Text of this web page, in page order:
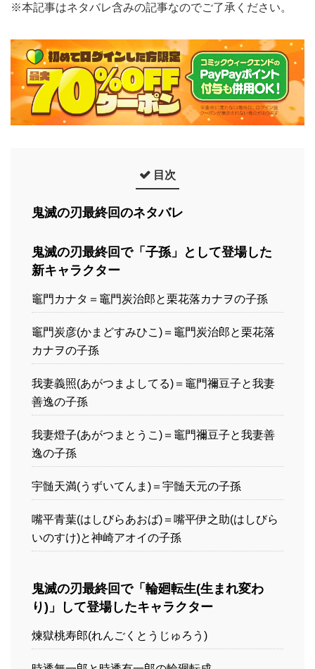
※本記事はネタバレ含みの記事なのでご了承ください。
目次
鬼滅の刃最終回のネタバレ
鬼滅の刃最終回で「子孫」として登場した
新キャラクター
竈門カナタ＝竈門炭治郎と栗花落カナヲの子孫
竈門炭彦(かまどすみひこ)＝竈門炭治郎と栗花落
カナヲの子孫
我妻義照(あがつまよしてる)＝竈門禰豆子と我妻
善逸の子孫
我妻燈子(あがつまとうこ)＝竈門禰豆子と我妻善
逸の子孫
宇髄天満(うずいてんま)＝宇髄天元の子孫
嘴平青葉(はしびらあおば)＝嘴平伊之助(はしびら
いのすけ)と神崎アオイの子孫
鬼滅の刃最終回で「輪廻転生(生まれ変わ
り)」して登場したキャラクター
煉獄桃寿郎(れんごくとうじゅろう)